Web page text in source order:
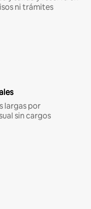
ni trámites
largas por
sin cargos